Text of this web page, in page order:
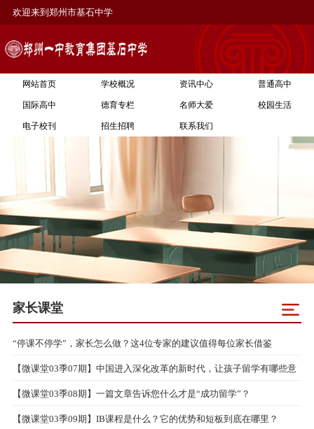
欢迎来到郑州市基石中学
网站首页 学校概况 资讯中心 普通高中
国际高中 德育专栏 名师大爱 校园生活
电子校刊 招生招聘 联系我们
家长课堂
“停课不停学”，家长怎么做？这4位专家的建议值得每位家长借鉴
【微课堂03季07期】中国进入深化改革的新时代，让孩子留学有哪些意
义？
【微课堂03季08期】一篇文章告诉您什么才是“成功留学”？
【微课堂03季09期】IB课程是什么？它的优势和短板到底在哪里？